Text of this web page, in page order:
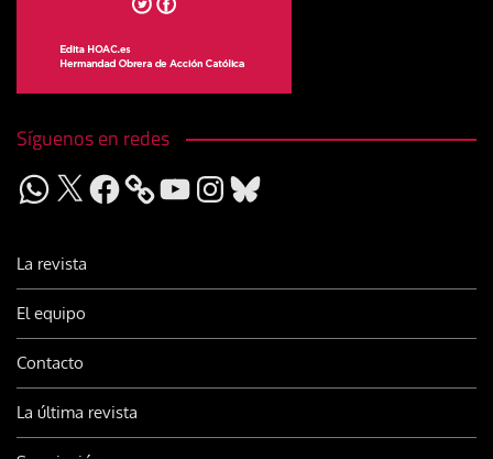
Síguenos en redes
WhatsApp
X Facebook YouTubeInstagram
Bluesky
La revista
El equipo
Contacto
La última revista